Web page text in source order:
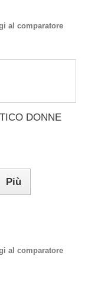
al comparatore
DONNE
Più
al comparatore